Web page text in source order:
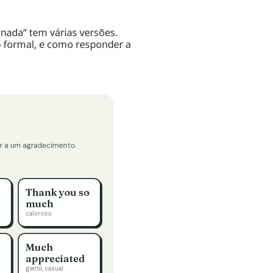
tem várias versões.
formal, e como responder a
a um agradecimento.
Thank you so
much
caloroso
Much
appreciated
gentil, casual